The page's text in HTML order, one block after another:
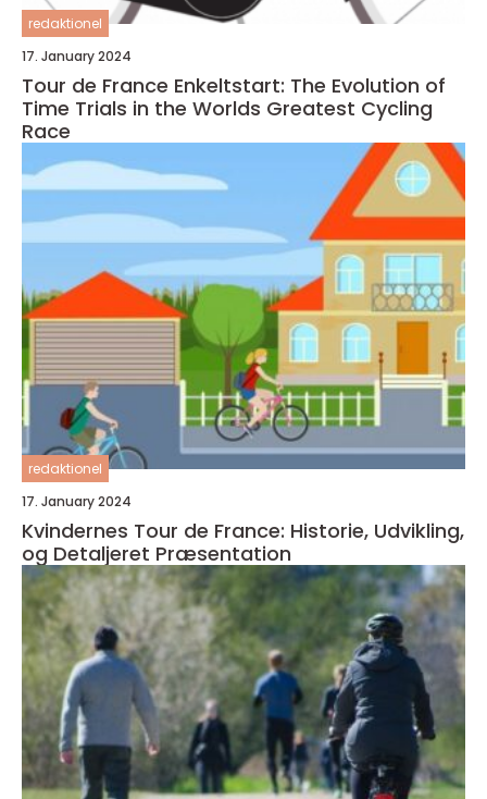
redaktionel
17. January 2024
Tour de France Enkeltstart: The Evolution of
Time Trials in the Worlds Greatest Cycling
Race
redaktionel
17. January 2024
Kvindernes Tour de France: Historie, Udvikling,
og Detaljeret Præsentation